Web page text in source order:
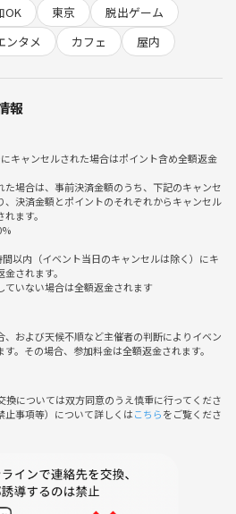
ロ日比谷線東銀座駅から徒歩3分
ンが好きな人
（初参加の方も歓迎）
or 現金で対応します。
返りながらおしゃべり
みゆき通り店
OK 東京
脱出ゲーム
ンタメ カフェ 屋内
報
キャンセルされた場合はポイント含め全額返金
た場合は、事前決済金額のうち、下記のキャンセ
、決済金額とポイントのそれぞれからキャンセル
ます。
間以内（イベント当日のキャンセルは除く）にキ
されます。
ていない場合は全額返金されます
および天候不順など主催者の判断によりイベン
。その場合、参加料金は全額返金されます。
換については双方同意のうえ慎重に行ってくださ
止事項等）について詳しくはこちらをご覧くださ